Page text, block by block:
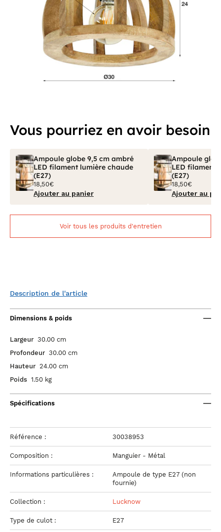
Vous pourriez en avoir besoin
Ampoule globe 9,5 cm ambré
LED filament lumière chaude
(E27)
18,50€
Ajouter au panier
Ampoule
LED filament
(E27)
18,50€
Ajouter au
Voir tous les produits d'entretien
Description de l'article
Dimensions & poids
Largeur 30.00 cm
Profondeur 30.00 cm
Hauteur 24.00 cm
Poids 1.50 kg
Spécifications
Référence : 30038953
Composition : Manguier - Métal
Informations particulières :
Ampoule de type E27 (non
fournie)
Collection : Lucknow
Type de culot : E27